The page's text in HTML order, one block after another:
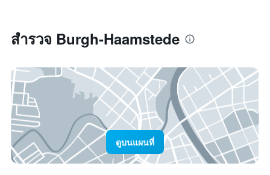
สำรวจ Burgh-Haamstede
ดูบนแผนที่